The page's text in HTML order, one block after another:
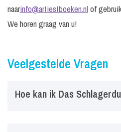
naarinfo@artiestboeken.nlof
We horen graag van u!
Veelgestelde Vragen
Hoe kan ik Das